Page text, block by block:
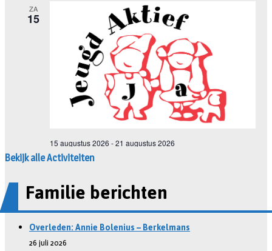
Bekijk alle Activiteiten
Familie berichten
Overleden: Annie Bolenius – Berkelmans
26 juli 2026